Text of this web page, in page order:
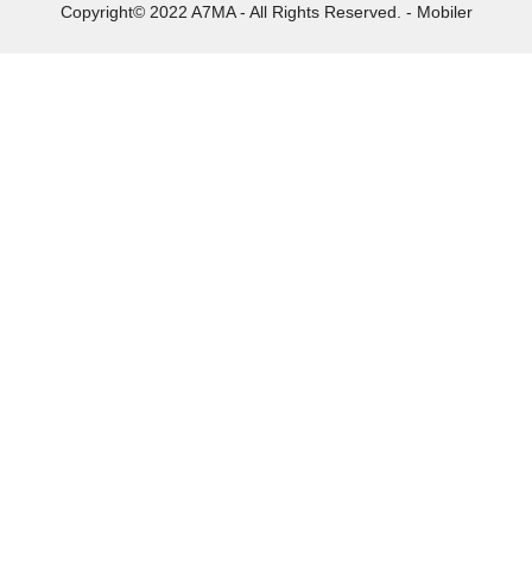
Copyright© 2022 A7MA - All Rights Reserved. - Mobiler